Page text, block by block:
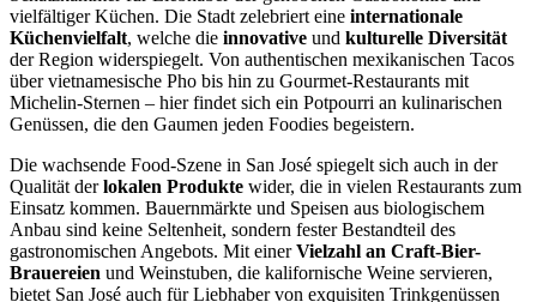
vielfältiger Küchen. Die Stadt zelebriert eine internationale
Küchenvielfalt, welche die innovative und kulturelle Diversität
der Region widerspiegelt. Von authentischen mexikanischen Tacos
über vietnamesische Pho bis hin zu Gourmet-Restaurants mit
Michelin-Sternen – hier findet sich ein Potpourri an kulinarischen
Genüssen, die den Gaumen jeden Foodies begeistern.
Die wachsende Food-Szene in San José spiegelt sich auch in der
Qualität derlokalen Produkte wider, die in vielen Restaurants zum
Einsatz kommen. Bauernmärkte und Speisen aus biologischem
Anbau sind keine Seltenheit, sondern fester Bestandteil des
gastronomischen Angebots. Mit einerVielzahl an Craft-Bier-
Brauereien und Weinstuben, die kalifornische Weine servieren,
bietet San José auch für Liebhaber von exquisiten Trinkgenüssen